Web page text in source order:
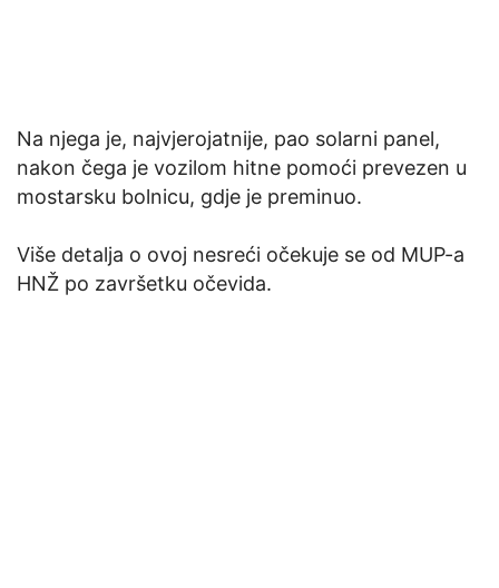
Na njega je, najvjerojatnije, pao solarni panel,
nakon čega je vozilom hitne pomoći prevezen u
mostarsku bolnicu, gdje je preminuo.
Više detalja o ovoj nesreći očekuje se od MUP-a
HNŽ po završetku očevida.